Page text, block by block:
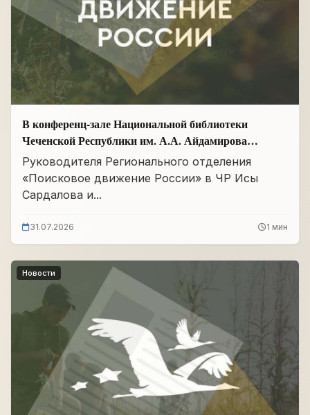
В конференц-зале Национальной библиотеки
Чеченской Республики им. А.А. Айдамирова
прошло заседание
Руководителя Регионального отделения
«Поисковое движение России» в ЧР Исы
Сардалова и...
31.07.2026 1 мин
Новости